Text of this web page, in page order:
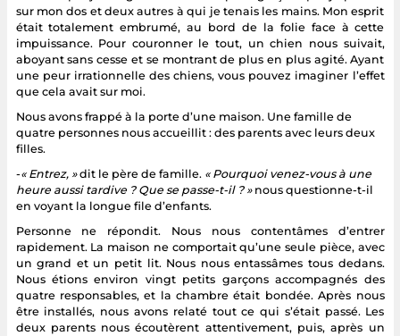
sur mon dos et deux autres à qui je tenais les mains. Mon esprit
était totalement embrumé, au bord de la folie face à cette
impuissance. Pour couronner le tout, un chien nous suivait,
aboyant sans cesse et se montrant de plus en plus agité. Ayant
une peur irrationnelle des chiens, vous pouvez imaginer l’effet
que cela avait sur moi.
Nous avons frappé à la porte d’une maison. Une famille de
quatre personnes nous accueillit : des parents avec leurs deux
filles.
-« Entrez, »dit le père de famille.« Pourquoi venez-vous à une
heure aussi tardive ? Que se passe-t-il ? »nous questionne-t-il
en voyant la longue file d’enfants.
Personne ne répondit. Nous nous contentâmes d’entrer
rapidement. La maison ne comportait qu’une seule pièce, avec
un grand et un petit lit. Nous nous entassâmes tous dedans.
Nous étions environ vingt petits garçons accompagnés des
quatre responsables, et la chambre était bondée. Après nous
être installés, nous avons relaté tout ce qui s’était passé. Les
deux parents nous écoutèrent attentivement, puis, après un